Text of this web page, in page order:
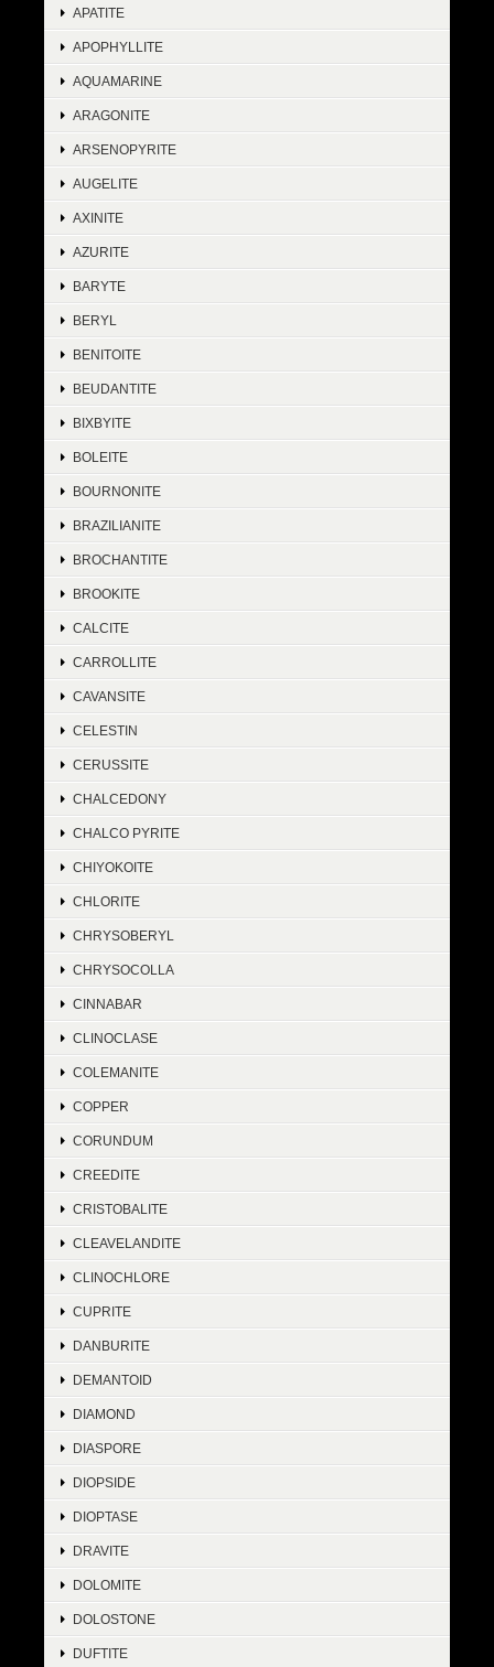
APATITE
APOPHYLLITE
AQUAMARINE
ARAGONITE
ARSENOPYRITE
AUGELITE
AXINITE
AZURITE
BARYTE
BERYL
BENITOITE
BEUDANTITE
BIXBYITE
BOLEITE
BOURNONITE
BRAZILIANITE
BROCHANTITE
BROOKITE
CALCITE
CARROLLITE
CAVANSITE
CELESTIN
CERUSSITE
CHALCEDONY
CHALCO PYRITE
CHIYOKOITE
CHLORITE
CHRYSOBERYL
CHRYSOCOLLA
CINNABAR
CLINOCLASE
COLEMANITE
COPPER
CORUNDUM
CREEDITE
CRISTOBALITE
CLEAVELANDITE
CLINOCHLORE
CUPRITE
DANBURITE
DEMANTOID
DIAMOND
DIASPORE
DIOPSIDE
DIOPTASE
DRAVITE
DOLOMITE
DOLOSTONE
DUFTITE